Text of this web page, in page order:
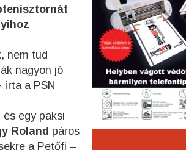
nem tud
nagyon jó
írta a PSN
egy paksi
Roland páros
a Petőfi –